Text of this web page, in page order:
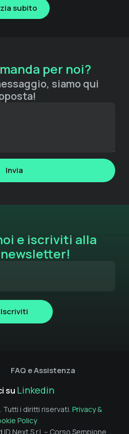
subito
per noi?​
siamo qui
Invia
e iscriviti alla
Iscriviti
FAQ e Assistenza
su Linkedin
i diritti riservati. Privacy &
Policy
Next S.r.l. – Corso Sempione,